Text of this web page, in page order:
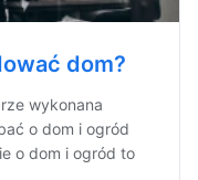
dom?
wykonana
o dom i ogród
o dom i ogród to